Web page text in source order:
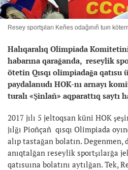
Resey sportşıları Keñes odağınıñ tuın
Halıqaralıq Olimpiada
habarına qarağanda, reseylik
ötetin Qısqı olimpiadağa qatısu
paydalanudı HOK-nı arnayı
turalı «Şinlañ» aqparattıq saytı
2017 jılı 5 jeltoqsan küni HOK
jılğı Pioñçañ qısqı Olimpiada
alıp tastağan bolatın. Degenmen,
anıqtalğan reseylik sportşılarğa
qatısuına bolatını aytılğan. Tek,